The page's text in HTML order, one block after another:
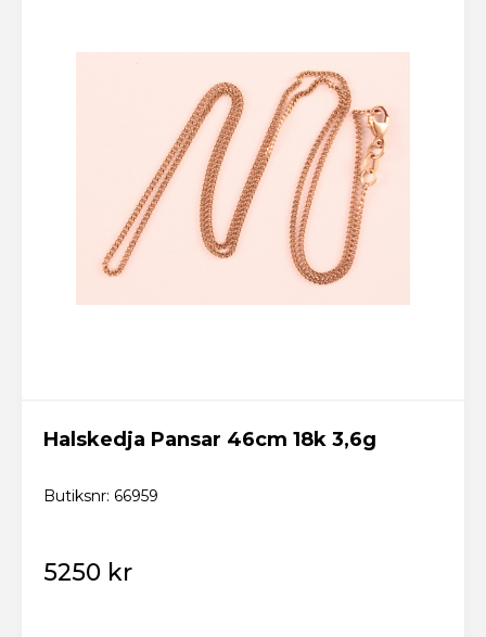
Halskedja Pansar 46cm 18k 3,6g
Butiksnr: 66959
5250 kr